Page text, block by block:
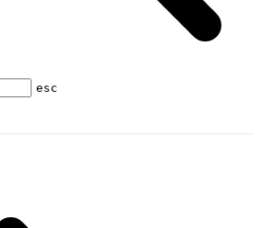
esc